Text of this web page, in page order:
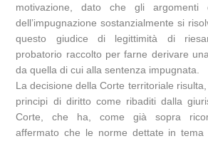
motivazione, dato che gli argomenti
dell’impugnazione sostanzialmente si
questo giudice di legittimità di
probatorio raccolto per farne derivare
da quella di cui alla sentenza impugnata.
La decisione della Corte territoriale
principi di diritto come ribaditi dalla
Corte, che ha, come già sopra
affermato che le norme dettate in tema